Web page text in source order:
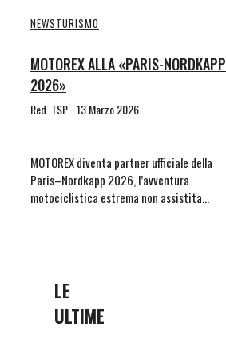
NEWSTURISMO
MOTOREX ALLA «PARIS-NORDKAPP
2026»
Red. TSP 13 Marzo 2026
MOTOREX diventa partner ufficiale della
Paris–Nordkapp 2026, l’avventura
motociclistica estrema non assistita…
LE
ULTIME